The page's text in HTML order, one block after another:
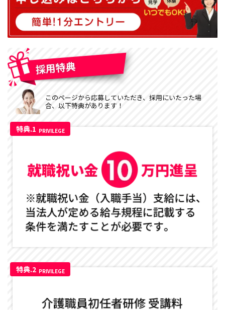
このページから応募していただき、採用にいたった場
合、以下特典があります！
特典.1 PRIVILEGE
特典.2 PRIVILEGE